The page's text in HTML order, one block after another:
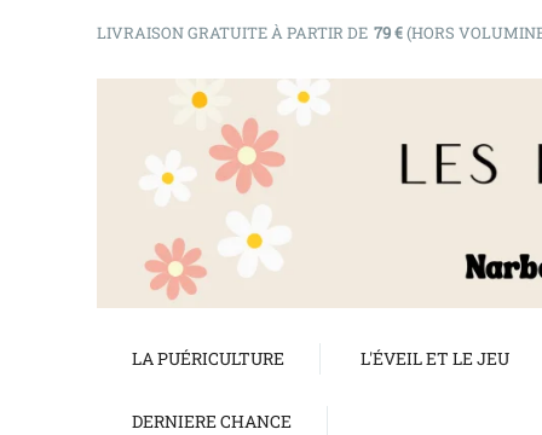
LIVRAISON GRATUITE À PARTIR DE 79 €(HORS
LA PUÉRICULTURE L'ÉVEIL ET LE JEU
DERNIERE CHANCE